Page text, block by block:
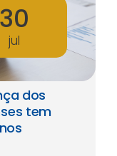
30
jul
dos
tem